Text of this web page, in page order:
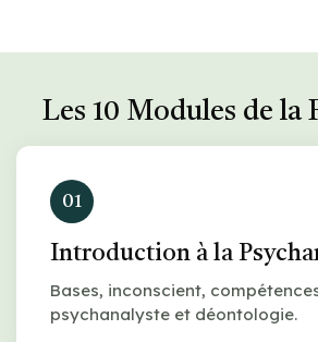
Les 10 Modules de
01
Introduction à la
Bases, inconscient,
psychanalyste et déontologie.